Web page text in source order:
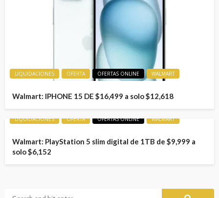
LIQUIDACIONES OFERTA OFERTAS ONLINE WALMART
Walmart: IPHONE 15 DE $16,499 a solo $12,618
LIQUIDACIONES OFERTA OFERTAS ONLINE WALMART
Walmart: PlayStation 5 slim digital de 1TB de $9,999 a
solo $6,152